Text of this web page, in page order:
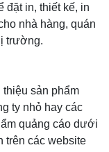
đặt in, thiết kế, in
nhà hàng, quán
trường.
sản phẩm
ty nhỏ hay các
quảng cáo dưới
trên các website